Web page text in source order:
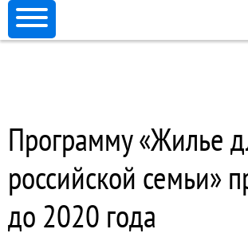
Программу «Жилье
российской семьи»
до 2020 года